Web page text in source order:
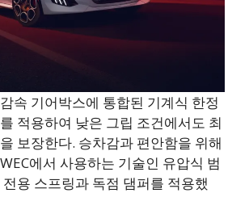
속 기어박스에 통합된 기계식 한정
적용하여 낮은 그립 조건에서도 최
보장한다. 승차감과 편안함을 위해
에서 사용하는 기술인 유압식 범
용 스프링과 독점 댐퍼를 적용했